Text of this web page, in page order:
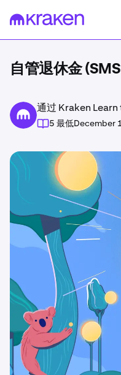
自管退休金
通过 Kraken Learn
5 最低December